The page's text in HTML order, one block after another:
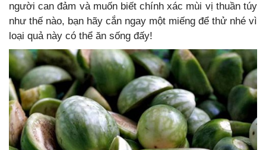
người can đảm và muốn biết chính xác mùi vị thuần túy
như thế nào, bạn hãy cắn ngay một miếng để thử nhé vì
loại quả này có thể ăn sống đấy!